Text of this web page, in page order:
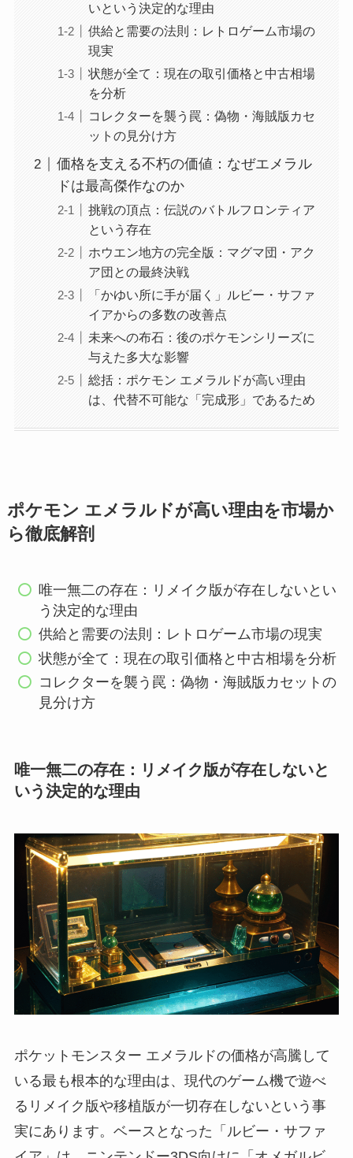
いという決定的な理由
供給と需要の法則：レトロゲーム市場の
現実
状態が全て：現在の取引価格と中古相場
を分析
コレクターを襲う罠：偽物・海賊版カセ
ットの見分け方
価格を支える不朽の価値：なぜエメラル
ドは最高傑作なのか
挑戦の頂点：伝説のバトルフロンティア
という存在
ホウエン地方の完全版：マグマ団・アク
ア団との最終決戦
「かゆい所に手が届く」ルビー・サファ
イアからの多数の改善点
未来への布石：後のポケモンシリーズに
与えた多大な影響
総括：ポケモン エメラルドが高い理由
は、代替不可能な「完成形」であるため
ポケモン エメラルドが高い理由を市場か
ら徹底解剖
唯一無二の存在：リメイク版が存在しないとい
う決定的な理由
供給と需要の法則：レトロゲーム市場の現実
状態が全て：現在の取引価格と中古相場を分析
コレクターを襲う罠：偽物・海賊版カセットの
見分け方
唯一無二の存在：リメイク版が存在しないと
いう決定的な理由
ポケットモンスター エメラルドの価格が高騰して
いる最も根本的な理由は、現代のゲーム機で遊べ
るリメイク版や移植版が一切存在しないという事
実にあります。ベースとなった「ルビー・サファ